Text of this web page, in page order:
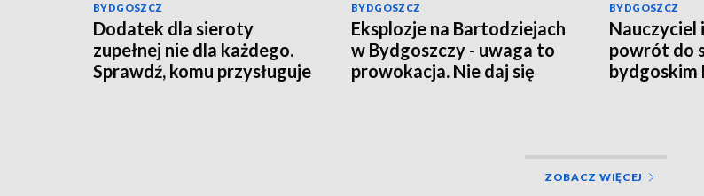
BYDGOSZCZ
Dodatek dla sieroty
zupełnej nie dla każdego.
Sprawdź, komu przysługuje
BYDGOSZCZ
Eksplozje na Bartodziejach
w Bydgoszczy - uwaga to
prowokacja. Nie daj się
BYDGOSZCZ
Nauczyciel
powrót do
bydgoskim
ZOBACZ WIĘCEJ